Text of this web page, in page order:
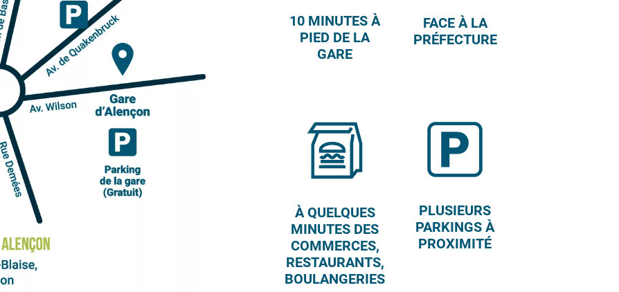
10 MINUTES À
PIED DE LA
GARE
FACE À LA
PRÉFECTURE
À QUELQUES
MINUTES DES
COMMERCES,
RESTAURANTS,
BOULANGERIES
PLUSIEURS
PARKINGS À
PROXIMITÉ